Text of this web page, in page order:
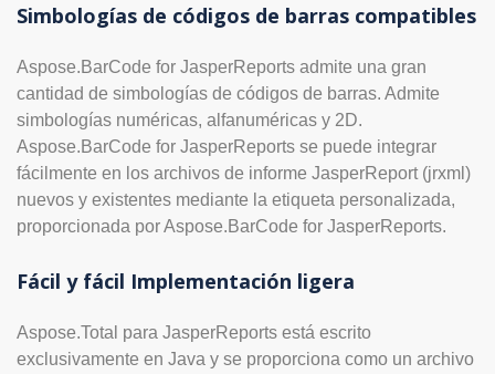
Simbologías de códigos de barras compatibles
Aspose.BarCode for JasperReports admite una gran
cantidad de simbologías de códigos de barras. Admite
simbologías numéricas, alfanuméricas y 2D.
Aspose.BarCode for JasperReports se puede integrar
fácilmente en los archivos de informe JasperReport (jrxml)
nuevos y existentes mediante la etiqueta personalizada,
proporcionada por Aspose.BarCode for JasperReports.
Fácil y fácil Implementación ligera
Aspose.Total para JasperReports está escrito
exclusivamente en Java y se proporciona como un archivo